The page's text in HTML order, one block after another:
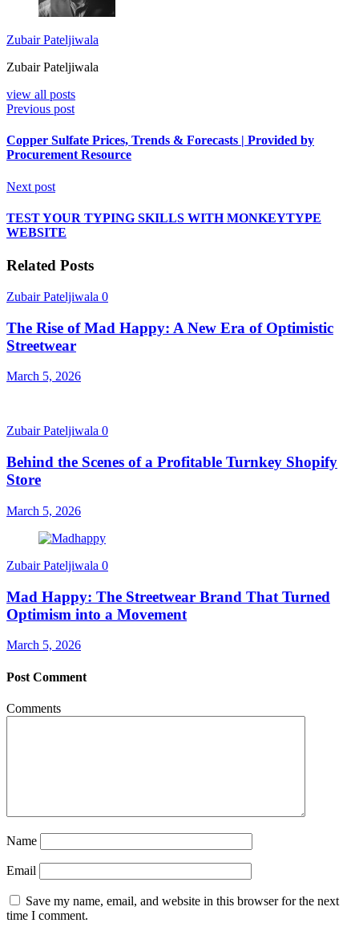
Zubair Pateljiwala
Zubair Pateljiwala
view all posts
Previous post
Copper Sulfate Prices, Trends & Forecasts | Provided by
Procurement Resource
Next post
TEST YOUR TYPING SKILLS WITH MONKEYTYPE
WEBSITE
Related Posts
Zubair Pateljiwala 0
The Rise of Mad Happy: A New Era of Optimistic
Streetwear
March 5, 2026
Zubair Pateljiwala 0
Behind the Scenes of a Profitable Turnkey Shopify
Store
March 5, 2026
Zubair Pateljiwala 0
Mad Happy: The Streetwear Brand That Turned
Optimism into a Movement
March 5, 2026
Post Comment
Comments
Name
Email
Save my name, email, and website in this browser for the next
time I comment.